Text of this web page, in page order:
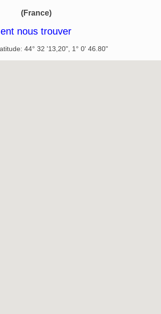
nous trouver
44° 32 '13,20", 1° 0' 46.80"